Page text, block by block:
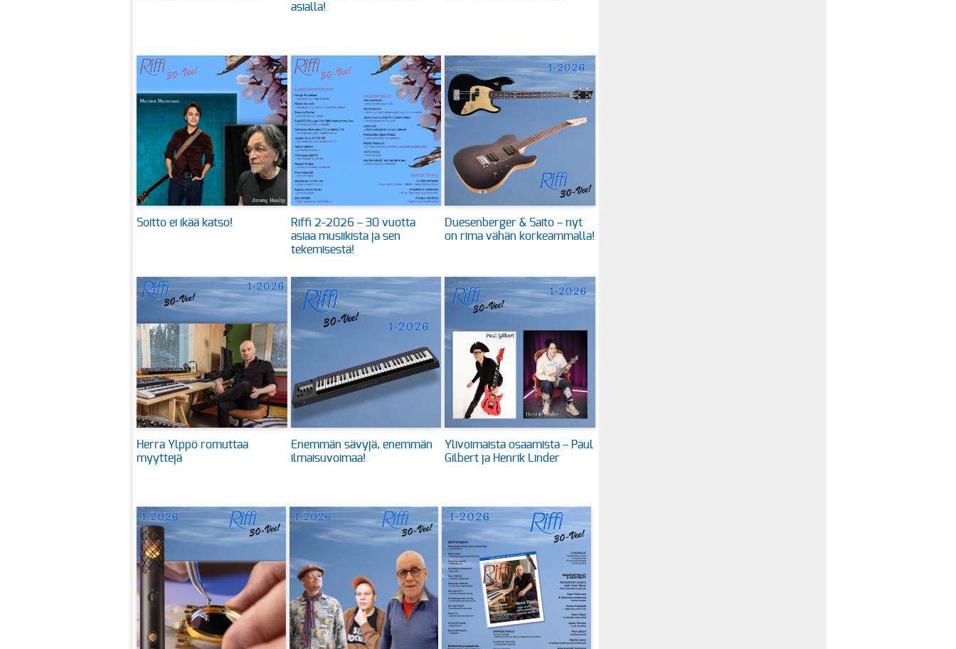
asialla!
Soitto ei ikää katso!
Riffi 2-2026 – 30 vuotta
asiaa musiikista ja sen
tekemisestä!
Duesenberger & Saito – nyt
on rima vähän korkeammalla!
Herra Ylppö romuttaa
myyttejä
Enemmän sävyjä, enemmän
ilmaisuvoimaa!
Ylivoimaista osaamista – Paul
Gilbert ja Henrik Linder